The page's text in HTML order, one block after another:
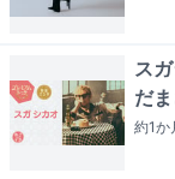
ス
だ
約1か